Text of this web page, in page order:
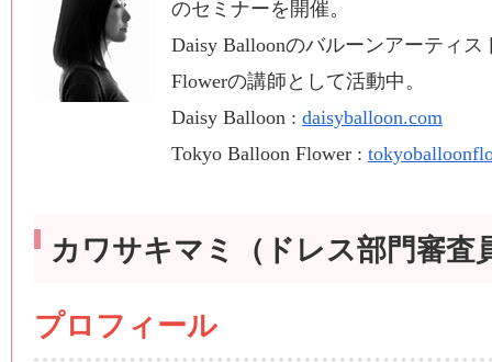
のセミナーを開催。
Daisy Balloonのバルーンアーティス
Flowerの講師として活動中。
Daisy Balloon : daisyballoon.com
Tokyo Balloon Flower :
カワサキマミ（ドレス部門審査
プロフィール